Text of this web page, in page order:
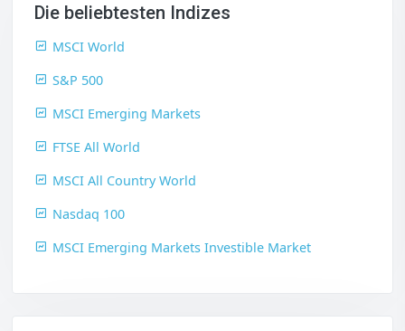
Die beliebtesten Indizes
MSCI World
S&P 500
MSCI Emerging Markets
FTSE All World
MSCI All Country World
Nasdaq 100
MSCI Emerging Markets Investible Market